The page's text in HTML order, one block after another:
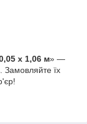
x 1,06 м» —
Замовляйте їх